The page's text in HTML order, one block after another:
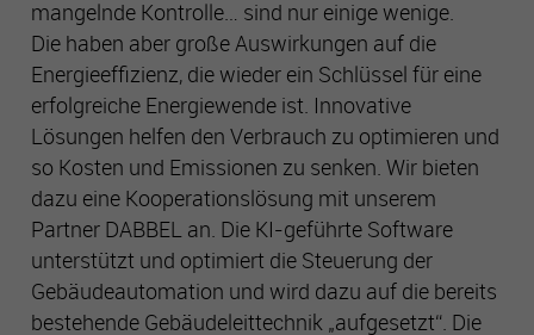
mangelnde Kontrolle… sind nur einige wenige.
Die haben aber große Auswirkungen auf die
Energieeffizienz, die wieder ein Schlüssel für eine
erfolgreiche Energiewende ist. Innovative
Lösungen helfen den Verbrauch zu optimieren und
so Kosten und Emissionen zu senken. Wir bieten
dazu eine Kooperationslösung mit unserem
Partner DABBEL an. Die KI-geführte Software
unterstützt und optimiert die Steuerung der
Gebäudeautomation und wird dazu auf die bereits
bestehende Gebäudeleittechnik „aufgesetzt“. Die
Externe Inhalte Wir verwenden auf dieser Seite externe
Inhalte, um Ihnen zusätzliche Informationen anzubieten.
Werden diese Inhalte aufgerufen, können Ihre
Nutzungsdaten an die jeweiligen Anbieter übertragen
werden. Daher können sie eingebettete Inhalte nur sehen,
wenn Sie uns Ihre Einwilligung erteilt haben. Hinweis auf
Verarbeitung Ihrer auf dieser Webseite erhobenen Daten in
den USA: Indem Sie die Nutzung der „nicht erforderlichen“
Cookies und externen Inhalte akzeptieren, willigen Sie
zugleich gemäß Art. 49 Abs. 1 a) DSGVO ein, dass Ihre
Daten in den USA verarbeitet werden. Die USA werden vom
Europäischen Gerichtshof als ein Land mit einem nach EU-
Standards unzureichenden Datenschutzniveau eingeschätzt.